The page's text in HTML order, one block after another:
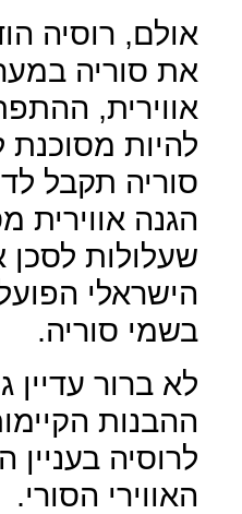
אולם, רוסיה
את סוריה
אווירית,
להיות
סוריה תקבל
שעלולות לסכן
הישראלי
בשמי סוריה.
לא ברור עדיין
ההבנות
לרוסיה
האווירי הסורי.